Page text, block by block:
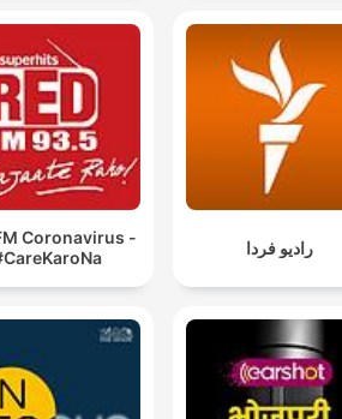
Coronavirus -
رادیو فردا